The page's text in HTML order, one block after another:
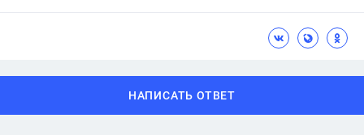
НАПИСАТЬ ОТВЕТ